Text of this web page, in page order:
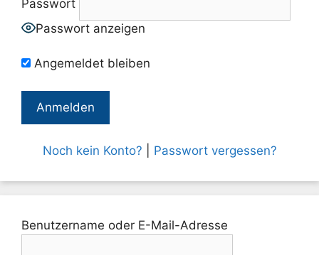
Passwort
Passwort anzeigen
Angemeldet bleiben
Noch kein Konto? Passwort vergessen?
Benutzername oder E-Mail-Adresse